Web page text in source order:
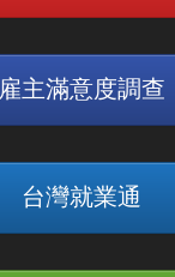
雇主滿意度調查
台灣就業通